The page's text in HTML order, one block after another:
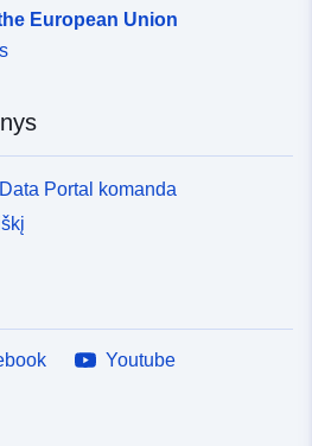
European Union
Portal komanda
Youtube